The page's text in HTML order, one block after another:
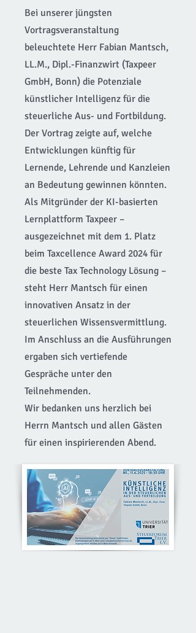
Bei unserer jüngsten
Vortragsveranstaltung
beleuchtete Herr Fabian Mantsch,
LL.M., Dipl.-Finanzwirt (Taxpeer
GmbH, Bonn) die Potenziale
künstlicher Intelligenz für die
steuerliche Aus- und Fortbildung.
Der Vortrag zeigte auf, welche
Entwicklungen künftig für
Lernende, Lehrende und Kanzleien
an Bedeutung gewinnen könnten.
Als Mitgründer der KI-basierten
Lernplattform Taxpeer –
ausgezeichnet mit dem 1. Platz
beim Taxcellence Award 2024 für
die beste Tax Technology Lösung –
steht Herr Mantsch für einen
innovativen Ansatz in der
steuerlichen Wissensvermittlung.
Im Anschluss an die Ausführungen
ergaben sich vertiefende
Gespräche unter den
Teilnehmenden.
Wir bedanken uns herzlich bei
Herrn Mantsch und allen Gästen
für einen inspirierenden Abend.